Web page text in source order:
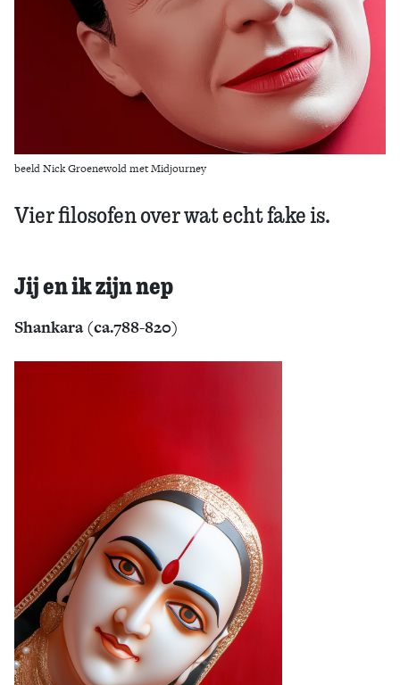
beeld Nick Groenewold met Midjourney
Vier filosofen over wat echt fake is.
Jij en ik zijn nep
Shankara (ca.788-820)